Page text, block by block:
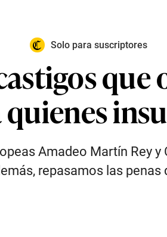
Solo para suscriptores
Amadeo Martín Rey
repasamos las